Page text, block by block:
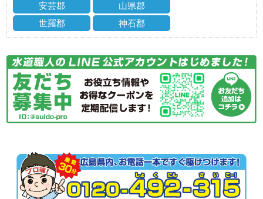
安芸郡
山県郡
世羅郡
神石郡